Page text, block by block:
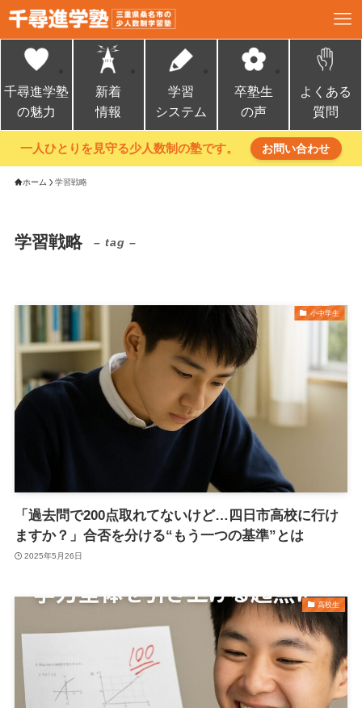
千尋進学塾
の魅力
新着
情報
学習
システム
卒塾生
の声
よくある
質問
一人ひとりを見守る少人数制の塾です。 お問い合わせ
ホーム 学習戦略
学習戦略 – tag –
小中学生
「過去問で200点取れてないけど…四日市高校に行け
ますか？」合否を分ける“もう一つの基準”とは
2025年5月26日
高校生